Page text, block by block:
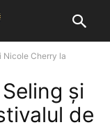
Nicole Cherry la
și
de